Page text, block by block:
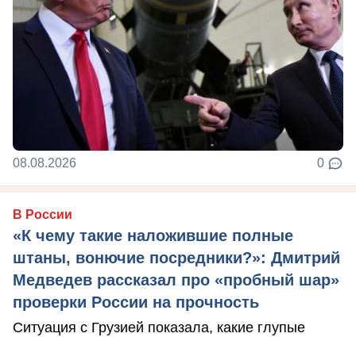
08.08.2026 0
В России
«К чему такие наложившие полные
штаны, вонючие посредники?»: Дмитрий
Медведев рассказал про «пробный шар»
проверки России на прочность
Ситуация с Грузией показала, какие глупые